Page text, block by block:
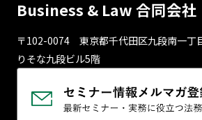
Business & Law 合同会社
〒102-0074 東京都千代⽥区九段南⼀丁
りそな九段ビル5階